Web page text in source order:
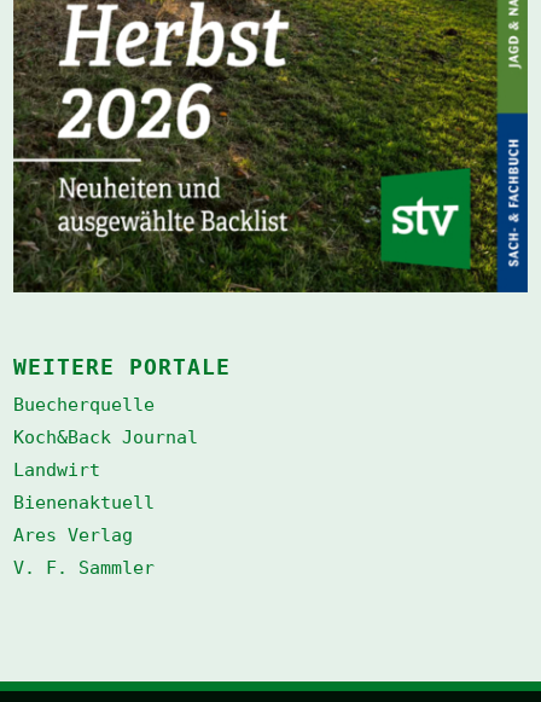
WEITERE PORTALE
Buecherquelle
Koch&Back Journal
Landwirt
Bienenaktuell
Ares Verlag
V. F. Sammler